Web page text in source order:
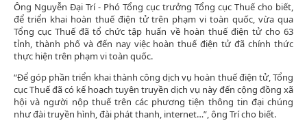
Ông Nguyễn Đại Trí - Phó Tổng cục trưởng Tổng cục Thuế cho biết,
để triển khai hoàn thuế điện tử trên phạm vi toàn quốc, vừa qua
Tổng cục Thuế đã tổ chức tập huấn về hoàn thuế điện tử cho 63
tỉnh, thành phố và đến nay việc hoàn thuế điện tử đã chính thức
thực hiện trên phạm vi toàn quốc.
“Để góp phần triển khai thành công dịch vụ hoàn thuế điện tử, Tổng
cục Thuế đã có kế hoạch tuyên truyền dịch vụ này đến cộng đồng xã
hội và người nộp thuế trên các phương tiện thông tin đại chúng
như đài truyền hình, đài phát thanh, internet…”, ông Trí cho biết.